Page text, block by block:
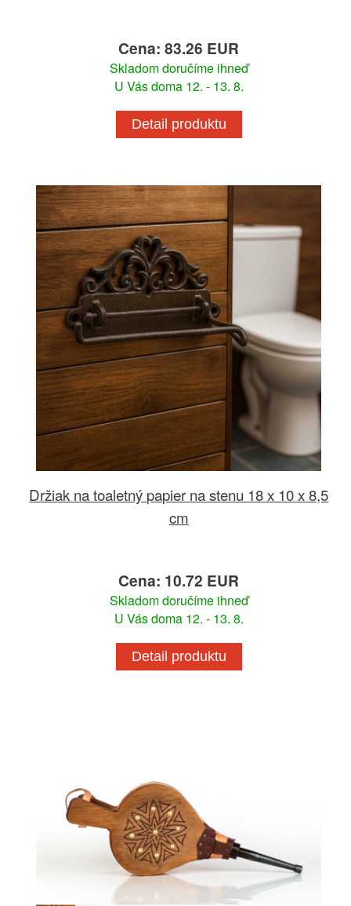
Cena: 83.26 EUR
Skladom doručíme ihneď
U Vás doma 12. - 13. 8.
Detail produktu
Držiak na toaletný papier na stenu 18 x 10 x 8,5
cm
Cena: 10.72 EUR
Skladom doručíme ihneď
U Vás doma 12. - 13. 8.
Detail produktu